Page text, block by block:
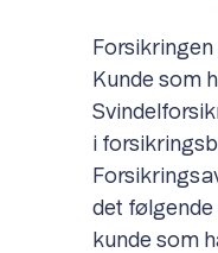
Kunde som
i
det følgende
kunde som